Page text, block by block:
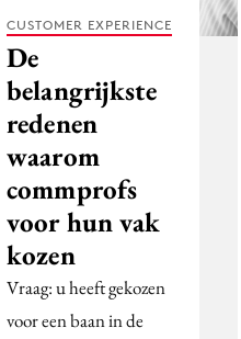
CUSTOMER EXPERIENCE
De
belangrijkste
redenen
waarom
commprofs
voor hun vak
kozen
Vraag: u heeft gekozen
voor een baan in de